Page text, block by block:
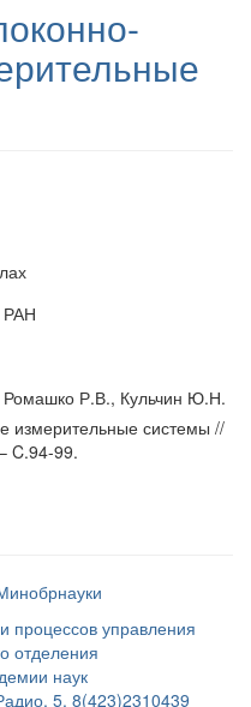
РАН
Ромашко Р.В., Кульчин Ю.Н.
измерительные системы //
C.94-99.
процессов управления
отделения
наук
5, 8(423)2310439